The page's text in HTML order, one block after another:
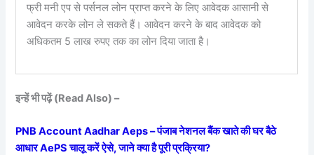
फ्री मनी एप से पर्सनल लोन प्राप्त करने के लिए आवेदक आसानी से
आवेदन करके लोन ले सकते हैं। आवेदन करने के बाद आवेदक को
अधिकतम 5 लाख रुपए तक का लोन दिया जाता है।
इन्हें भी पढ़ें (Read Also) –
PNB Account Aadhar Aeps – पंजाब नेशनल बैंक खाते की घर बैठे
आधार AePS चालू करें ऐसे, जाने क्या है पूरी प्रक्रिया?